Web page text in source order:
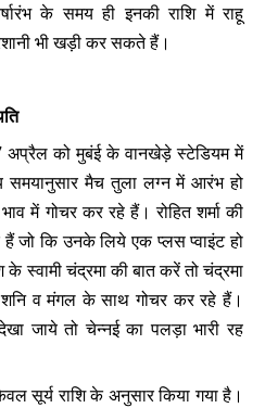
के समय ही इनकी राशि में राहू
भी खड़ी कर सकते हैं।
को मुबंई के वानखेड़े स्टेडियम में
मैच तुला लग्न में आरंभ हो
में गोचर कर रहे हैं। रोहित शर्मा की
हैं जो कि उनके लिये एक प्लस प्वाइंट हो
स्वामी चंद्रमा की बात करें तो चंद्रमा
व मंगल के साथ गोचर कर रहे हैं।
जाये तो चेन्नई का पलड़ा भारी रह
सूर्य राशि के अनुसार किया गया है।